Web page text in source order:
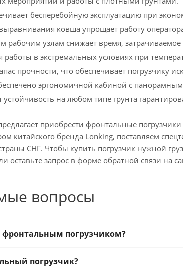
бесперебойную эксплуатацию при
ковша упрощает работу
рабочим узлам снижает время,
в экстремальных условиях при
прочности, что обеспечивает погрузчику
эргономичной кабиной с
устойчивость на любом типе грунта
приобрести фронтальные
китайского бренда Lonking, поставляем
СНГ. Чтобы купить погрузчик нужной
оставьте запрос в форме обратной связи на
вопросы
фронтальным погрузчиком?
погрузчик?